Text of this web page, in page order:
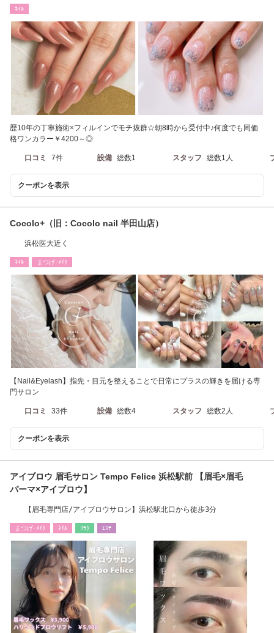
ﾈｲﾙ
歴10年の丁寧施術×フィルインでモチ抜群☆朝8時から受付中♪何度でも同価
格ワンカラー￥4200～◎
口コミ 7件 設備 総数1 スタッフ 総数1人
クーポンを表示
Cocolo+（旧：Cocolo nail 半田山店）
浜松医大近く
ﾈｲﾙ まつげ･ﾒｲｸ
【Nail&Eyelash】指先・目元を整えることで日常にプラスの輝きを届ける専
門サロン
口コミ 33件 設備 総数4 スタッフ 総数2人
クーポンを表示
アイブロウ 眉毛サロン Tempo Felice 浜松駅前 【眉毛×眉毛
パーマ×アイブロウ】
【眉毛専門店/アイブロウサロン】浜松駅北口から徒歩3分
まつげ･ﾒｲｸ ﾈｲﾙ ﾘﾗｸ ｴｽﾃ